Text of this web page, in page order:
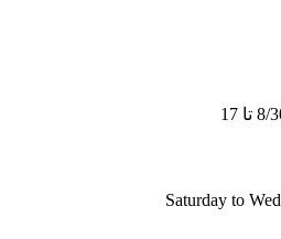
Saturday to